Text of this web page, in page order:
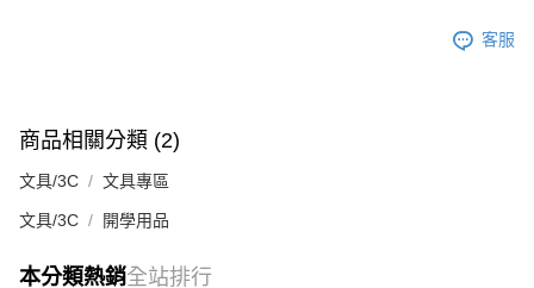
客服
商品相關分類 (2)
文具/3C 文具專區
文具/3C 開學用品
本分類熱銷全站排行